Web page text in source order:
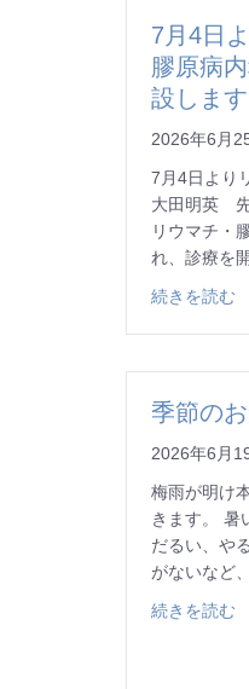
7月4日
膠原病
設します
2026年6月
7月4日より
大田明英
リウマチ・
れ、診療を
続きを読む
季節の
2026年6月
梅雨が明け
きます。 暑
だるい、や
がないなど
続きを読む